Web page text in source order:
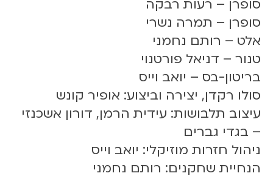
סופרן – רעות רבקה
סופרן – תמרה נשרי
אלט – רותם נחמני
טנור – דניאל פורטנוי
בריטון-בס – יואב וייס
סולו רקדן, יצירה וביצוע: אופיר קונש
עיצוב תלבושות: עידית הרמן, דורון אשכנזי
– בגדי גברים
ניהול חזרות מוזיקלי: יואב וייס
הנחיית שחקנים: רותם נחמני